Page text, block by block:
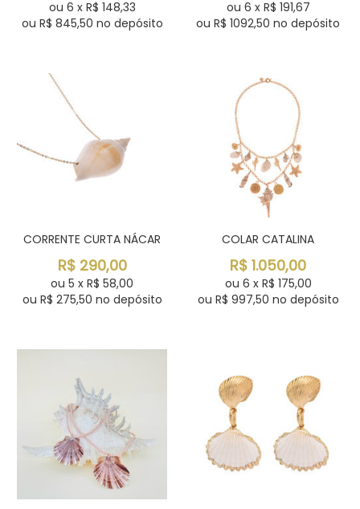
ou 6 x R$ 148,33
ou R$ 845,50 no depósito
ou 6 x R$ 191,67
ou R$ 1092,50 no depósito
CORRENTE CURTA NÁCAR
R$ 290,00
ou 5 x R$ 58,00
ou R$ 275,50 no depósito
COLAR CATALINA
R$ 1.050,00
ou 6 x R$ 175,00
ou R$ 997,50 no depósito